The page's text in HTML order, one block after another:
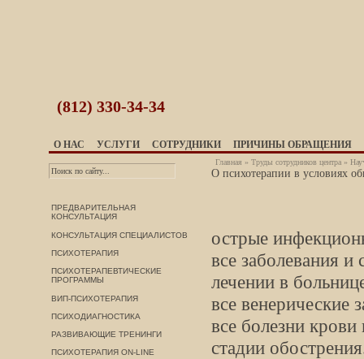
(812) 330-34-34
О НАС УСЛУГИ СОТРУДНИКИ ПРИЧИНЫ ОБРАЩЕНИЯ
ПРЕДВАРИТЕЛЬНАЯ
КОНСУЛЬТАЦИЯ
КОНСУЛЬТАЦИЯ СПЕЦИАЛИСТОВ
ПСИХОТЕРАПИЯ
ПСИХОТЕРАПЕВТИЧЕСКИЕ
ПРОГРАММЫ
ВИП-ПСИХОТЕРАПИЯ
ПСИХОДИАГНОСТИКА
РАЗВИВАЮЩИЕ ТРЕНИНГИ
ПСИХОТЕРАПИЯ ON-LINE
Главная » Труды сотрудников центра »
О психотерапии в условиях
острые
все заболевания
лечении в
все венерические
все болезни
стадии